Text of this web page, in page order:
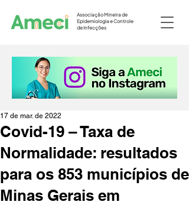
Associação Mineira de
Epidemiologia e Controle
de Infecções
Covid-19 – Taxa de
Normalidade: resultados
para os 853 municípios de
Minas Gerais em
17 de mar. de 2022